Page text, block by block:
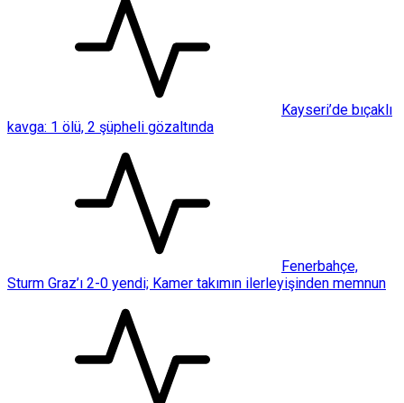
Kayseri’de bıçaklı
kavga: 1 ölü, 2 şüpheli gözaltında
Fenerbahçe,
Sturm Graz’ı 2-0 yendi; Kamer takımın ilerleyişinden memnun